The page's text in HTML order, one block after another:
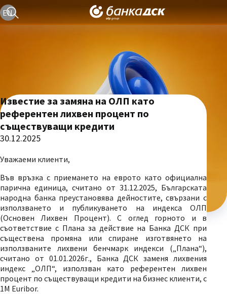
Текуща езикова версия е българска
EN
Известие за замяна на ОЛП като
референтен лихвен процент по
съществуващи кредити
30.12.2025
Уважаеми клиенти,
Във връзка с приемането на еврото като официална
парична единица, считано от 31.12.2025, Българската
народна банка преустановява дейностите, свързани с
използването и публикуването на индекса ОЛП
(Основен Лихвен Процент). С оглед горното и в
съответствие с Плана за действие на Банка ДСК при
съществена промяна или спиране изготвянето на
използваните лихвени бенчмарк индекси („Плана“),
считано от 01.01.2026г., Банка ДСК заменя лихвения
индекс „ОЛП“, използван като референтен лихвен
процент по съществуващи кредити на бизнес клиенти, с
1М Euribor.